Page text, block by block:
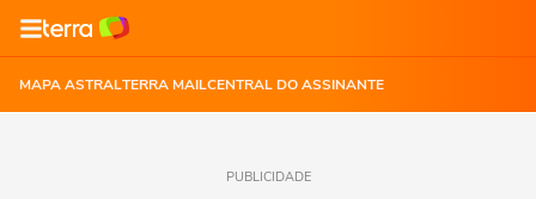
MAPA ASTRALTERRA MAILCENTRAL DO ASSINANTE
PUBLICIDADE